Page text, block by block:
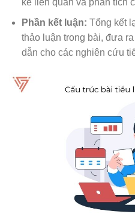
Phần kết luận: Tổng kết
thảo luận trong bài, đưa
dẫn cho các nghiên cứu